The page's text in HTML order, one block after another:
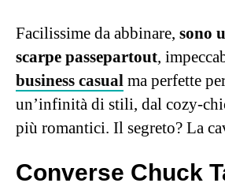
Facilissime da abbinare, sono
scarpe passepartout,
business casual ma perfette
un’infinità di stili, dal cozy-
più romantici. Il segreto? La
Converse Chuck